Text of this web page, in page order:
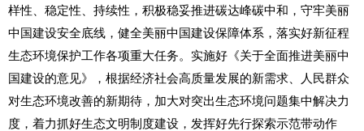
样性、稳定性、持续性，积极稳妥推进碳达峰碳中和，守牢美丽
中国建设安全底线，健全美丽中国建设保障体系，落实好新征程
生态环境保护工作各项重大任务。实施好《关于全面推进美丽中
国建设的意见》，根据经济社会高质量发展的新需求、人民群众
对生态环境改善的新期待，加大对突出生态环境问题集中解决力
度，着力抓好生态文明制度建设，发挥好先行探索示范带动作